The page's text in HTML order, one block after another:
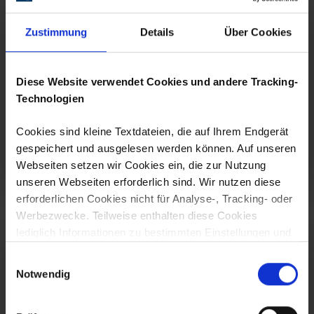
Zustimmung Details Über Cookies
Diese Website verwendet Cookies und andere Tracking-
Technologien
Cookies sind kleine Textdateien, die auf Ihrem Endgerät
gespeichert und ausgelesen werden können. Auf unseren
Webseiten setzen wir Cookies ein, die zur Nutzung
unseren Webseiten erforderlich sind. Wir nutzen diese
erforderlichen Cookies nicht für Analyse-, Tracking- oder
Werbezwecke. Teilweise enthalten diese Cookies
notwendig sein, um die Benutzerführung, Sicherheit und
Umsetzung der Seite zu ermöglichen. Wir nutzen diese
Notwendig
Wie steht es um Ihre Sicherheit?
Wissen Sie, wie Sie sich selbst, Ihre
Accounts und Ihre Daten im
Internet schützen können? Unser
während des Wissenssnacks alle
Fragen beantworten.
Anmelden
01.09.2026